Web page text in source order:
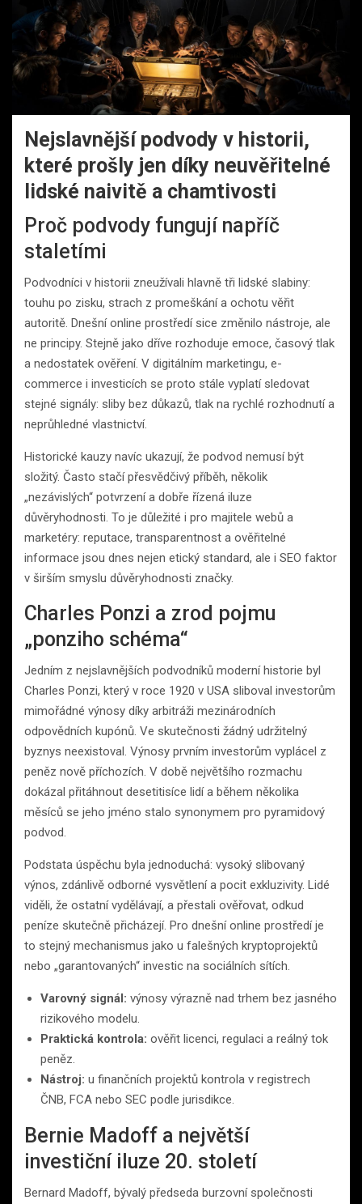
Nejslavnější podvody v historii,
které prošly jen díky neuvěřitelné
lidské naivitě a chamtivosti
Proč podvody fungují napříč
staletími
Podvodníci v historii zneužívali hlavně tři lidské slabiny:
touhu po zisku, strach z promeškání a ochotu věřit
autoritě. Dnešní online prostředí sice změnilo nástroje, ale
ne principy. Stejně jako dříve rozhoduje emoce, časový tlak
a nedostatek ověření. V digitálním marketingu, e-
commerce i investicích se proto stále vyplatí sledovat
stejné signály: sliby bez důkazů, tlak na rychlé rozhodnutí a
neprůhledné vlastnictví.
Historické kauzy navíc ukazují, že podvod nemusí být
složitý. Často stačí přesvědčivý příběh, několik
„nezávislých“ potvrzení a dobře řízená iluze
důvěryhodnosti. To je důležité i pro majitele webů a
marketéry: reputace, transparentnost a ověřitelné
informace jsou dnes nejen etický standard, ale i SEO faktor
v širším smyslu důvěryhodnosti značky.
Charles Ponzi a zrod pojmu
„ponziho schéma“
Jedním z nejslavnějších podvodníků moderní historie byl
Charles Ponzi, který v roce 1920 v USA sliboval investorům
mimořádné výnosy díky arbitráži mezinárodních
odpovědních kupónů. Ve skutečnosti žádný udržitelný
byznys neexistoval. Výnosy prvním investorům vyplácel z
peněz nově příchozích. V době největšího rozmachu
dokázal přitáhnout desetitisíce lidí a během několika
měsíců se jeho jméno stalo synonymem pro pyramidový
podvod.
Podstata úspěchu byla jednoduchá: vysoký slibovaný
výnos, zdánlivě odborné vysvětlení a pocit exkluzivity. Lidé
viděli, že ostatní vydělávají, a přestali ověřovat, odkud
peníze skutečně přicházejí. Pro dnešní online prostředí je
to stejný mechanismus jako u falešných kryptoprojektů
nebo „garantovaných“ investic na sociálních sítích.
Varovný signál: výnosy výrazně nad trhem bez jasného
rizikového modelu.
Praktická kontrola: ověřit licenci, regulaci a reálný tok
peněz.
Nástroj: u finančních projektů kontrola v registrech
ČNB, FCA nebo SEC podle jurisdikce.
Bernie Madoff a největší
investiční iluze 20. století
Bernard Madoff, bývalý předseda burzovní společnosti